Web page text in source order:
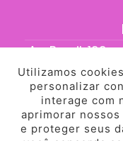
Av. Brasil, 199
Utilizamos
personalizar
interage com
aprimorar
e proteger seus